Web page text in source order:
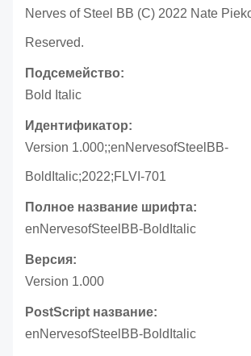
Nerves of Steel BB (C) 2022 Nate
Reserved.
Подсемейство:
Bold Italic
Идентификатор:
Version 1.000;;enNervesofSteelBB-
BoldItalic;2022;FLVI-701
Полное название шрифта:
enNervesofSteelBB-BoldItalic
Версия:
Version 1.000
PostScript название:
enNervesofSteelBB-BoldItalic